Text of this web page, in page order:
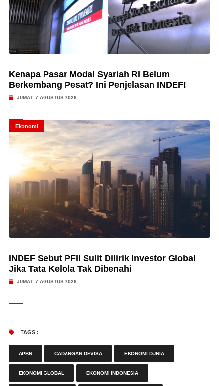
Kenapa Pasar Modal Syariah RI Belum
Berkembang Pesat? Ini Penjelasan INDEF!
JUMAT, 7 AGUSTUS 2026
Ekonomi
INDEF Sebut PFII Sulit Dilirik Investor Global
Jika Tata Kelola Tak Dibenahi
JUMAT, 7 AGUSTUS 2026
TAGS :
APBN CADANGAN DEVISA EKONOMI DUNIA
EKONOMI GLOBAL EKONOMI INDONESIA